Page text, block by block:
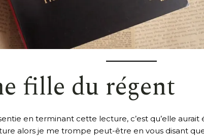
fille du régent
en terminant cette lecture, c’est qu’elle
alors je me trompe peut-être en vous disant